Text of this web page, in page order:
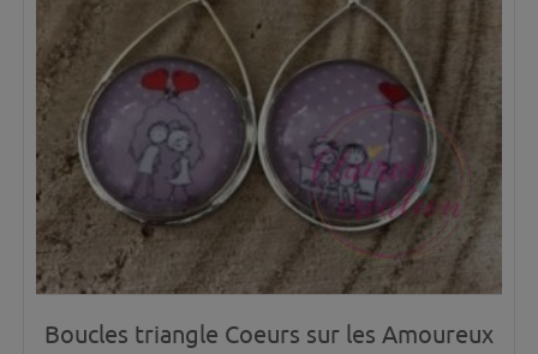
Boucles triangle Coeurs sur les Amoureux